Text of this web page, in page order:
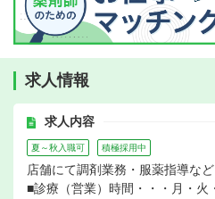
求人情報
求人内容
夏～秋入職可 積極採用中
店舗にて調剤業務・服薬指導など
■診療（営業）時間・・・月・火